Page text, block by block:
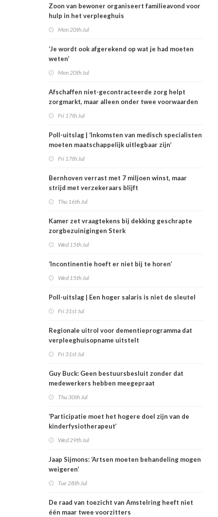
Zoon van bewoner organiseert familieavond voor
hulp in het verpleeghuis
Mon 20th Jul
‘Je wordt ook afgerekend op wat je had moeten
weten’
Mon 20th Jul
Afschaffen niet-gecontracteerde zorg helpt
zorgmarkt, maar alleen onder twee voorwaarden
Fri 17th Jul
Poll-uitslag | ‘Inkomsten van medisch specialisten
moeten maatschappelijk uitlegbaar zijn’
Fri 17th Jul
Bernhoven verrast met 7 miljoen winst, maar
strijd met verzekeraars blijft
Thu 16th Jul
Kamer zet vraagtekens bij dekking geschrapte
zorgbezuinigingen Sterk
Wed 15th Jul
‘Incontinentie hoeft er niet bij te horen’
Wed 15th Jul
Poll-uitslag | Een hoger salaris is niet de sleutel
Fri 31st Jul
Regionale uitrol voor dementieprogramma dat
verpleeghuisopname uitstelt
Fri 31st Jul
Guy Buck: Geen bestuursbesluit zonder dat
medewerkers hebben meegepraat
Thu 30th Jul
‘Participatie moet het hogere doel zijn van de
kinderfysiotherapeut’
Wed 29th Jul
Jaap Sijmons: ‘Artsen moeten behandeling mogen
weigeren’
Tue 28th Jul
De raad van toezicht van Amstelring heeft niet
één maar twee voorzitters